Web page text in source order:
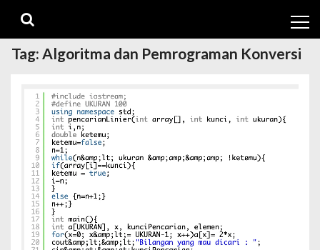
navigation
content
Tag:Algoritma dan Pemrograman Konversi